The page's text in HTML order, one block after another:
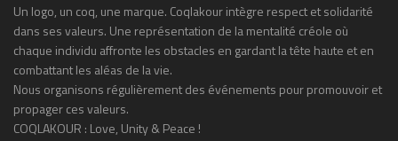
Un logo, un coq, une marque. Coqlakour intègre respect et solidarité
dans ses valeurs. Une représentation de la mentalité créole où
chaque individu affronte les obstacles en gardant la tête haute et en
combattant les aléas de la vie.
Nous organisons régulièrement des événements pour promouvoir et
propager ces valeurs.
COQLAKOUR : Love, Unity & Peace !